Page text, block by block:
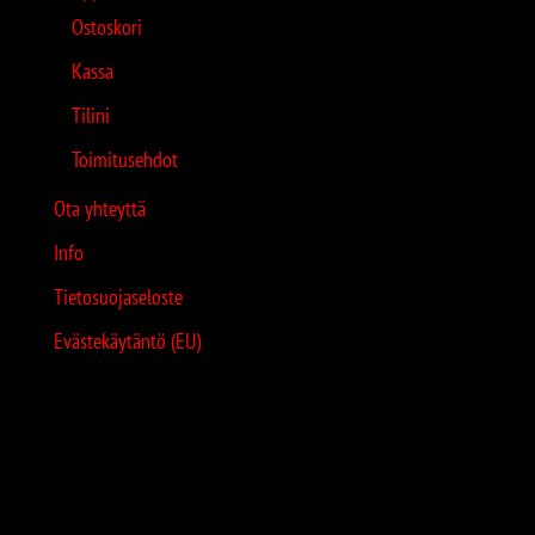
Ostoskori
Kassa
Tilini
Toimitusehdot
Ota yhteyttä
Info
Tietosuojaseloste
Evästekäytäntö (EU)